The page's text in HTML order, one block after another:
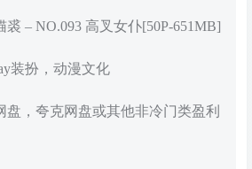
– NO.093 高叉女仆[50P-651MB]
装扮，动漫文化
盘，夸克网盘或其他非冷门类盈利